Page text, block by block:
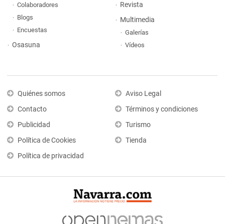
Colaboradores
Blogs
Encuestas
Osasuna
Revista
Multimedia
Galerías
Vídeos
Quiénes somos
Contacto
Publicidad
Política de Cookies
Política de privacidad
Aviso Legal
Términos y condiciones
Turismo
Tienda